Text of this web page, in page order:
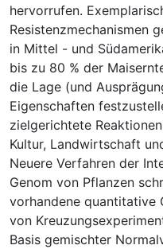
hervorrufen.
Resistenzmechanismen
in Mittel - und
bis zu 80 % der
die Lage (und
Eigenschaften
zielgerichtete
Kultur, Landwirtschaft
Neuere Verfahren der
Genom von Pflanzen
vorhandene quantitative
von
Basis gemischter